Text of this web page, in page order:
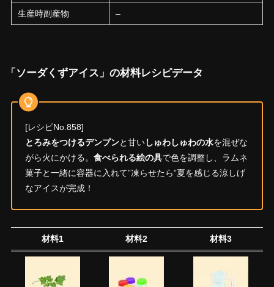
生産時副産物 –
「ソーダくずアイス」の材料レシピデータ
[レシピNo.858]
とろみをつけるデンプンと甘いしゅわしゅわの水を混ぜな
がら火にかける。 食べられる絵の具で色を調整し、ラムネ
菓子と一緒に容器に入れて”凍らせたら”夏を感じる涼しげ
なアイスが完成！
材料1 材料2 材料3